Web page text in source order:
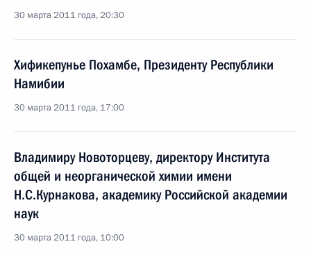
30 марта 2011 года, 20:30
Хификепунье Похамбе, Президенту Республики
Намибии
30 марта 2011 года, 17:00
Владимиру Новоторцеву, директору Института
общей и неорганической химии имени
Н.С.Курнакова, академику Российской академии
наук
30 марта 2011 года, 10:00